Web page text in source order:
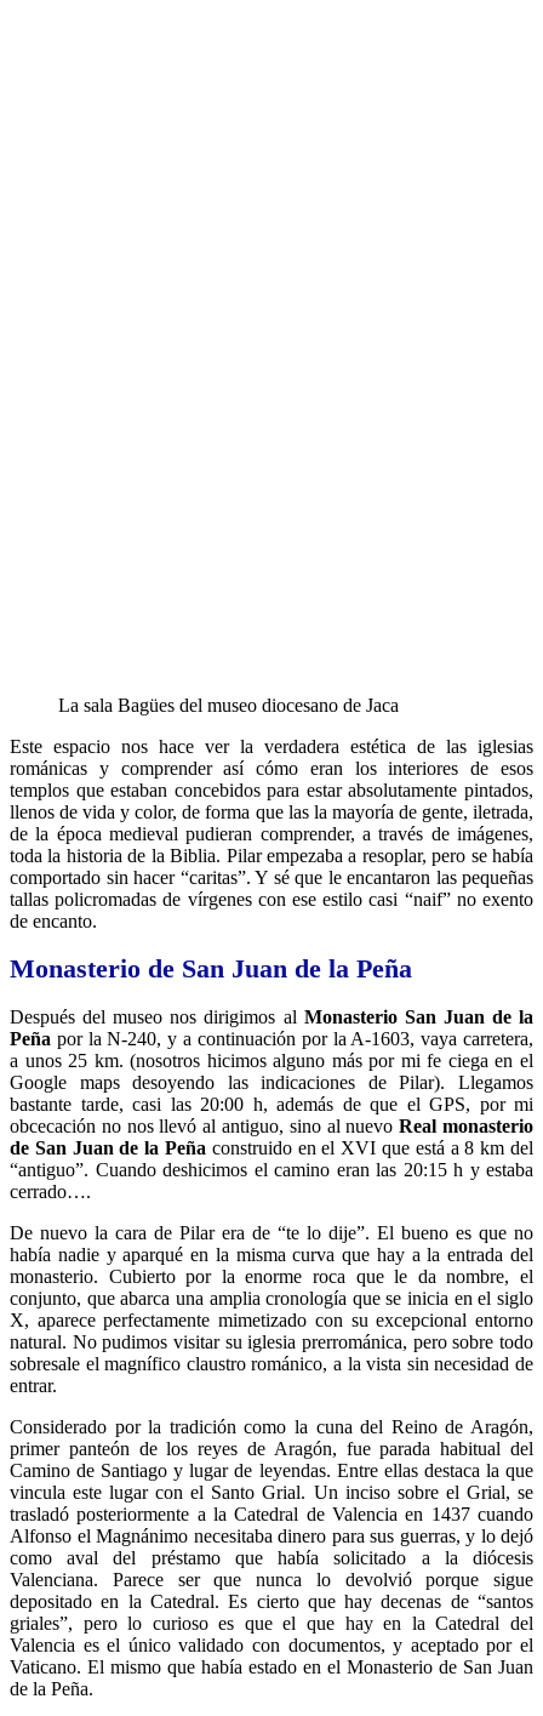
La sala Bagües del museo diocesano de Jaca
Este espacio nos hace ver la verdadera estética de las iglesias
románicas y comprender así cómo eran los interiores de esos
templos que estaban concebidos para estar absolutamente pintados,
llenos de vida y color, de forma que las la mayoría de gente, iletrada,
de la época medieval pudieran comprender, a través de imágenes,
toda la historia de la Biblia. Pilar empezaba a resoplar, pero se había
comportado sin hacer “caritas”. Y sé que le encantaron las pequeñas
tallas policromadas de vírgenes con ese estilo casi “naif” no exento
de encanto.
Monasterio de San Juan de la Peña
Después del museo nos dirigimos al Monasterio San Juan de la
Peña por la N-240, y a continuación por la A-1603, vaya carretera,
a unos 25 km. (nosotros hicimos alguno más por mi fe ciega en el
Google maps desoyendo las indicaciones de Pilar). Llegamos
bastante tarde, casi las 20:00 h, además de que el GPS, por mi
obcecación no nos llevó al antiguo, sino al nuevoReal monasterio
de San Juan de la Peña construido en el XVI que está a 8 km del
“antiguo”. Cuando deshicimos el camino eran las 20:15 h y estaba
cerrado….
De nuevo la cara de Pilar era de “te lo dije”. El bueno es que no
había nadie y aparqué en la misma curva que hay a la entrada del
monasterio. Cubierto por la enorme roca que le da nombre, el
conjunto, que abarca una amplia cronología que se inicia en el siglo
X, aparece perfectamente mimetizado con su excepcional entorno
natural. No pudimos visitar su iglesia prerrománica, pero sobre todo
sobresale el magnífico claustro románico, a la vista sin necesidad de
entrar.
Considerado por la tradición como la cuna del Reino de Aragón,
primer panteón de los reyes de Aragón, fue parada habitual del
Camino de Santiago y lugar de leyendas. Entre ellas destaca la que
vincula este lugar con el Santo Grial. Un inciso sobre el Grial, se
trasladó posteriormente a la Catedral de Valencia en 1437 cuando
Alfonso el Magnánimo necesitaba dinero para sus guerras, y lo dejó
como aval del préstamo que había solicitado a la diócesis
Valenciana. Parece ser que nunca lo devolvió porque sigue
depositado en la Catedral. Es cierto que hay decenas de “santos
griales”, pero lo curioso es que el que hay en la Catedral del
Valencia es el único validado con documentos, y aceptado por el
Vaticano. El mismo que había estado en el Monasterio de San Juan
de la Peña.